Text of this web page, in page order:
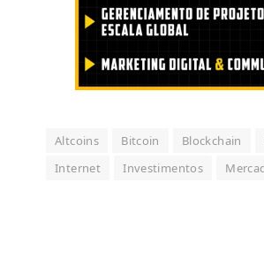
Altcoins Bitcoin Blockchain
Internet
Investimentos